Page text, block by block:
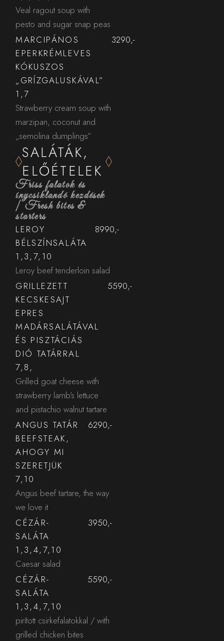
Veal ragout soup with
pesto and sugar snap peas
MARCIPÁNOS
EPERKRÉMLEVES
KÓKUSZOS
„GRÍZGALUSKÁVAL”
1,7
3290,-
Strawberry cream soup with
marzipan, coconut and
„semolina dumplings”
SALÁTÁK,
ELŐÉTELEK
Friss falatok és
ínycsiklandó kezdések
| Fresh bites &
starters
LEROY
BÉLSZÍNSALÁTA
1,3,7,10
8990,-
Leroy beef tenderloin salad
GRILLEZETT
KECSKESAJT
EPRES
MADÁRSALÁTÁVAL
ÉS PISZTÁCIÁS
DIÓ TATÁRRAL
7,8,
5590,-
Grilled goat cheese with
strawberry lamb’s lettuce
and pistachio walnut tartare
ANGUS TATÁR
BEEFSTEAK,
AHOGY MI
SZERETJÜK
7,10
6290,-
Angus beef tartare, the way
we love it
CÉZÁR-
SALÁTA
1,3,4,7,10
3950,-
Caesar salad
CÉZÁR-
SALÁTA
1,3,4,7,10
5590,-
pirított csirkefalatokkal / with
grilled chicken bites